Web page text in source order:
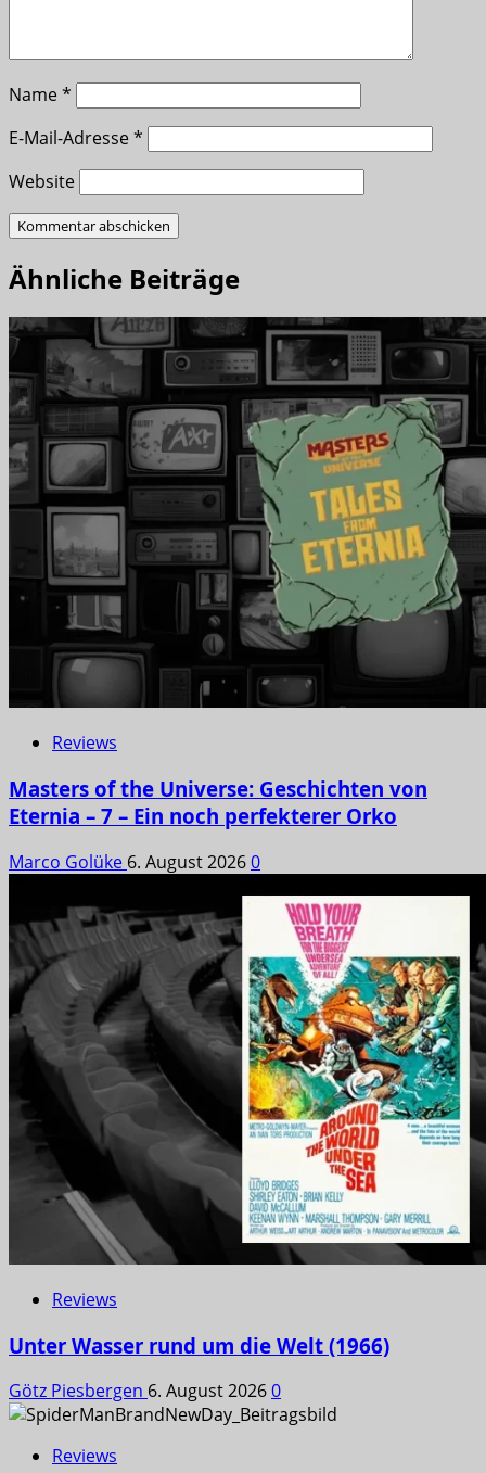
Name*
E-Mail-Adresse*
Website
Ähnliche Beiträge
Reviews
Masters of the Universe: Geschichten von
Eternia – 7 – Ein noch perfekterer Orko
Marco Golüke 6. August 20260
Reviews
Unter Wasser rund um die Welt (1966)
Götz Piesbergen 6. August 20260
Reviews